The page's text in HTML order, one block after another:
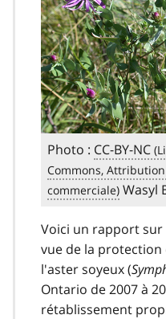
Photo : CC-BY-NC
Wasyl
Voici un rapport sur
vue de la
l'aster soyeux (
Ontario de 2007 à
rétablissement